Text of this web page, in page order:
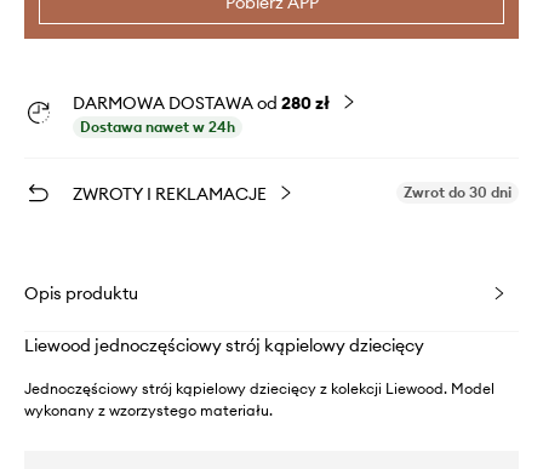
DARMOWA DOSTAWA od 280 zł
Dostawa nawet w 24h
ZWROTY I REKLAMACJE Zwrot do 30 dni
Opis produktu
Liewood jednoczęściowy strój kąpielowy dziecięcy
Jednoczęściowy strój kąpielowy dziecięcy z kolekcji Liewood. Model
wykonany z wzorzystego materiału.